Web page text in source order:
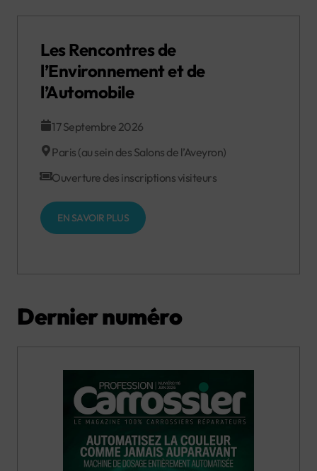
Les Rencontres de
l’Environnement et de
l’Automobile
17 Septembre 2026
Paris (au sein des Salons de l’Aveyron)
Ouverture des inscriptions visiteurs
EN SAVOIR PLUS
Dernier numéro